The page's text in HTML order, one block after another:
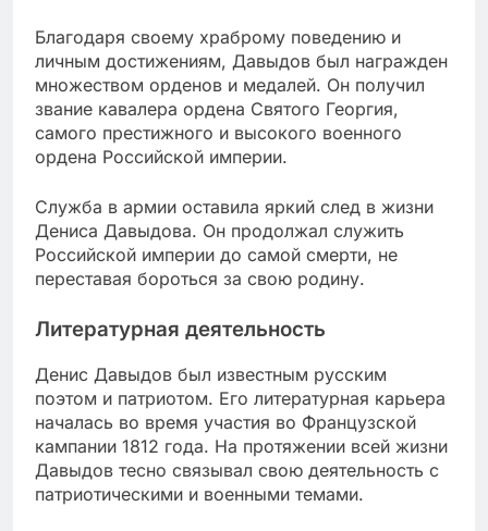
Благодаря своему храброму поведению и
личным достижениям, Давыдов был награжден
множеством орденов и медалей. Он получил
звание кавалера ордена Святого Георгия,
самого престижного и высокого военного
ордена Российской империи.
Служба в армии оставила яркий след в жизни
Дениса Давыдова. Он продолжал служить
Российской империи до самой смерти, не
переставая бороться за свою родину.
Литературная деятельность
Денис Давыдов был известным русским
поэтом и патриотом. Его литературная карьера
началась во время участия во Французской
кампании 1812 года. На протяжении всей жизни
Давыдов тесно связывал свою деятельность с
патриотическими и военными темами.